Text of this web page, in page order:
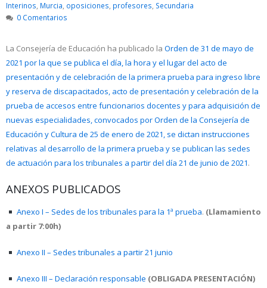
Interinos, Murcia, oposiciones, profesores, Secundaria
0 Comentarios
La Consejería de Educación ha publicado la Orden de 31 de mayo de
2021 por la que se publica el día, la hora y el lugar del acto de
presentación y de celebración de la primera prueba para ingreso libre
y reserva de discapacitados, acto de presentación y celebración de la
prueba de accesos entre funcionarios docentes y para adquisición de
nuevas especialidades, convocados por Orden de la Consejería de
Educación y Cultura de 25 de enero de 2021, se dictan instrucciones
relativas al desarrollo de la primera prueba y se publican las sedes
de actuación para los tribunales a partir del día 21 de junio de 2021.
ANEXOS PUBLICADOS
Anexo I – Sedes de los tribunales para la 1ª prueba. (Llamamiento
a partir 7:00h)
Anexo II – Sedes tribunales a partir 21 junio
Anexo III – Declaración responsable (OBLIGADA PRESENTACIÓN)